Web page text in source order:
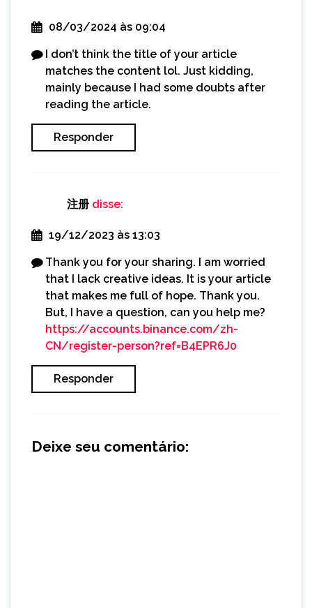
08/03/2024 às 09:04
I don’t think the title of your article
matches the content lol. Just kidding,
mainly because I had some doubts after
reading the article.
Responder
注册 disse:
19/12/2023 às 13:03
Thank you for your sharing. I am worried
that I lack creative ideas. It is your article
that makes me full of hope. Thank you.
But, I have a question, can you help me?
https://accounts.binance.com/zh-
CN/register-person?ref=B4EPR6J0
Responder
Deixe seu comentário: